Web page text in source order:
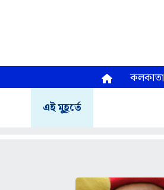
কলকাতা
এই মুহূর্তে